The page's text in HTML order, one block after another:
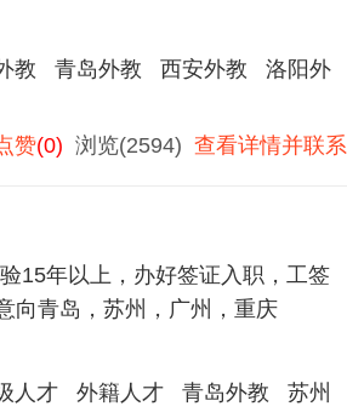
教 青岛外教 西安外教
洛阳外
赞(0) 浏览(2594) 查看详情并联系
15年以上，办好签证入职，工签
向青岛，苏州，广州，重庆
人才 外籍人才 青岛外教
苏州